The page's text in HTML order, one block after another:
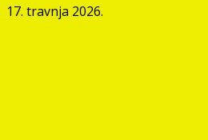
17. travnja 2026.